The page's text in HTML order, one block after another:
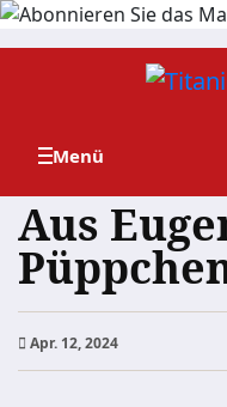
Zum
Aus
Apr. 12, 2024